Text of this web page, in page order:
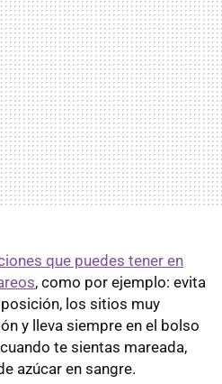
que puedes tener en
, como por ejemplo: evita
los sitios muy
y lleva siempre en el bolso
te sientas mareada,
azúcar en sangre.